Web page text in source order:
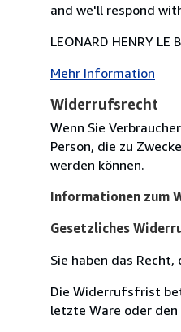
and we'll respond
LEONARD HENRY LE
Mehr Information
Widerrufsrecht
Wenn Sie
Person, die zu
werden können.
Informationen zum
Gesetzliches
Sie haben das
Die Widerrufsfrist
letzte Ware oder